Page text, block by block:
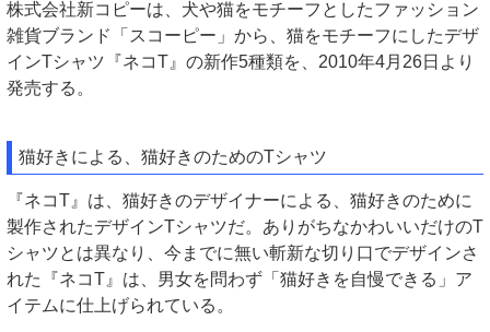
株式会社新コピーは、犬や猫をモチーフとしたファッション
雑貨ブランド「スコーピー」から、猫をモチーフにしたデザ
インTシャツ『ネコT』の新作5種類を、2010年4月26日より
発売する。
猫好きによる、猫好きのためのTシャツ
『ネコT』は、猫好きのデザイナーによる、猫好きのために
製作されたデザインTシャツだ。ありがちなかわいいだけのT
シャツとは異なり、今までに無い斬新な切り口でデザインさ
れた『ネコT』は、男女を問わず「猫好きを自慢できる」ア
イテムに仕上げられている。